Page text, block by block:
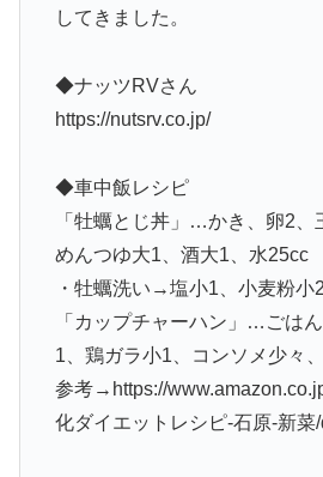
してきました。
◆ナッツRVさん
https://nutsrv.co.jp/
◆車中飯レシピ
「牡蠣とじ丼」…かき、卵2、
めんつゆ大1、酒大1、水25cc
・牡蠣洗い→塩小1、小麦粉小
「カップチャーハン」…ごは
1、鶏ガラ小1、コンソメ少々
参考→https://
化ダイエットレシピ-石原-新菜